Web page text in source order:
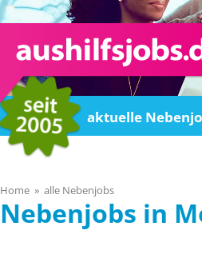
Home aktuelle
Home alle Nebenjobs